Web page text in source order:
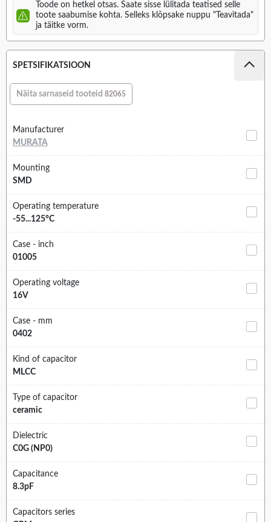
Toode on hetkel otsas. Saate sisse lülitada teatised selle
toote saabumise kohta. Selleks klõpsake nuppu "Teavitada"
ja täitke vorm.
SPETSIFIKATSIOON
Näita sarnaseid tooteid 82065
Manufacturer
MURATA
Mounting
SMD
Operating temperature
-55...125°C
Case - inch
01005
Operating voltage
16V
Case - mm
0402
Kind of capacitor
MLCC
Type of capacitor
ceramic
Dielectric
C0G (NP0)
Capacitance
8.3pF
Capacitors series